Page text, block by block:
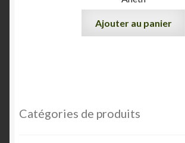
Ajouter au panier
Catégories de produits